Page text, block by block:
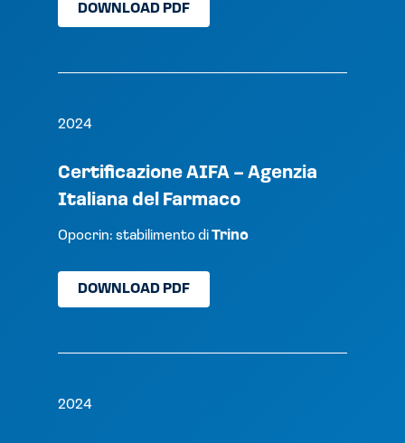
DOWNLOAD PDF
2024
Certificazione AIFA – Agenzia
Italiana del Farmaco
Opocrin: stabilimento diTrino
DOWNLOAD PDF
2024